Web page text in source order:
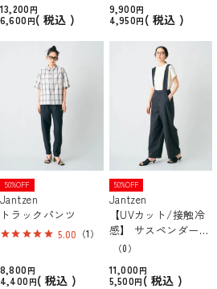
13,200
6,600
税込
9,900
4,950
税込
50%OFF
Jantzen
トラックパンツ
5.00 （1）
8,800
4,400
税込
50%OFF
Jantzen
【UVカット/接触冷
感】 サスペンダーパ
ンツ
（0）
11,000
5,500
税込